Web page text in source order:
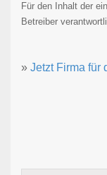
Für den Inhalt der
Betreiber
» Jetzt Firma für